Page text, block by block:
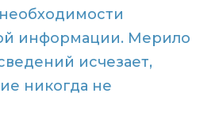
информации. Мерило
исчезает,
никогда не